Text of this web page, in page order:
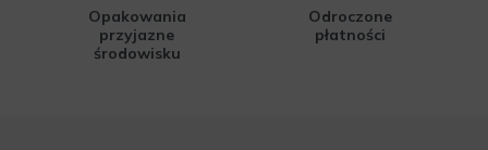
Opakowania
przyjazne
środowisku
Odroczone
płatności